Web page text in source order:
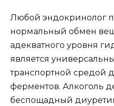
Любой эндокринолог
нормальный обмен
адекватного уровня
является
транспортной средой
ферментов. Алкоголь
беспощадный